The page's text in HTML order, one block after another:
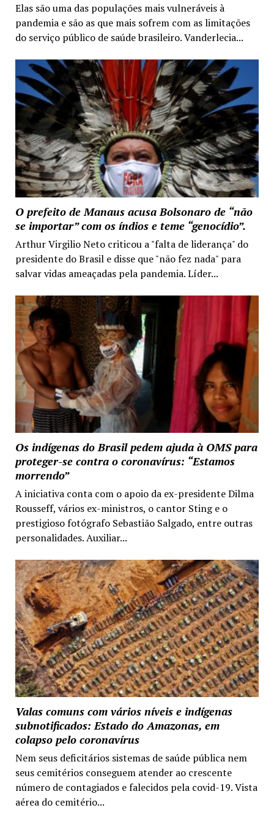
Elas são uma das populações mais vulneráveis à
pandemia e são as que mais sofrem com as limitações
do serviço público de saúde brasileiro. Vanderlecia...
O prefeito de Manaus acusa Bolsonaro de “não
se importar” com os índios e teme “genocídio”.
Arthur Virgilio Neto criticou a "falta de liderança" do
presidente do Brasil e disse que "não fez nada" para
salvar vidas ameaçadas pela pandemia. Líder...
Os indígenas do Brasil pedem ajuda à OMS para
proteger-se contra o coronavírus: “Estamos
morrendo”
A iniciativa conta com o apoio da ex-presidente Dilma
Rousseff, vários ex-ministros, o cantor Sting e o
prestigioso fotógrafo Sebastião Salgado, entre outras
personalidades. Auxiliar...
Valas comuns com vários níveis e indígenas
subnotificados: Estado do Amazonas, em
colapso pelo coronavírus
Nem seus deficitários sistemas de saúde pública nem
seus cemitérios conseguem atender ao crescente
número de contagiados e falecidos pela covid-19. Vista
aérea do cemitério...